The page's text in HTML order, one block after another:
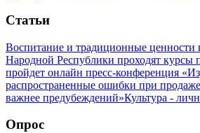
Статьи
Воспитание и традиционные
Народной Республики проходят
пройдет онлайн пресс-конференция
распространенные ошибки при
важнее предубеждений»Культура -
Опрос